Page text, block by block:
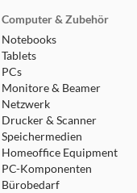
Computer & Zubehör
Notebooks
Tablets
PCs
Monitore & Beamer
Netzwerk
Drucker & Scanner
Speichermedien
Homeoffice Equipment
PC-Komponenten
Bürobedarf